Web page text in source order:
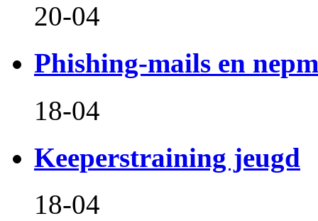
20-04
Phishing-mails en
18-04
Keeperstraining jeugd
18-04